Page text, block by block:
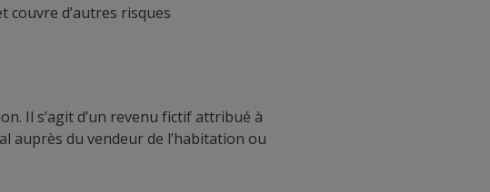
couvre d’autres risques
Il s’agit d’un revenu fictif attribué à
auprès du vendeur de l’habitation ou